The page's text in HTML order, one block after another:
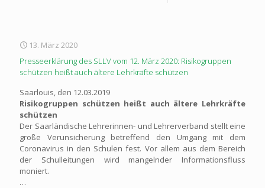
13. März 2020
Presseerklärung des SLLV vom 12. März 2020: Risikogruppen
schützen heißt auch ältere Lehrkräfte schützen
Saarlouis, den 12.03.2019
Risikogruppen schützen heißt auch ältere Lehrkräfte
schützen
Der Saarländische Lehrerinnen- und Lehrerverband stellt eine
große Verunsicherung betreffend den Umgang mit dem
Coronavirus in den Schulen fest. Vor allem aus dem Bereich
der Schulleitungen wird mangelnder Informationsfluss
moniert.
…